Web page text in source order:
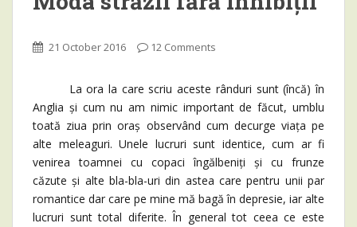
21 October 2016 12 Comments
La ora la care scriu aceste rânduri sunt (încă) în
Anglia și cum nu am nimic important de făcut, umblu
toată ziua prin oraș observând cum decurge viața pe
alte meleaguri. Unele lucruri sunt identice, cum ar fi
venirea toamnei cu copaci îngălbeniți și cu frunze
căzute și alte bla-bla-uri din astea care pentru unii par
romantice dar care pe mine mă bagă în depresie, iar alte
lucruri sunt total diferite. În general tot ceea ce este